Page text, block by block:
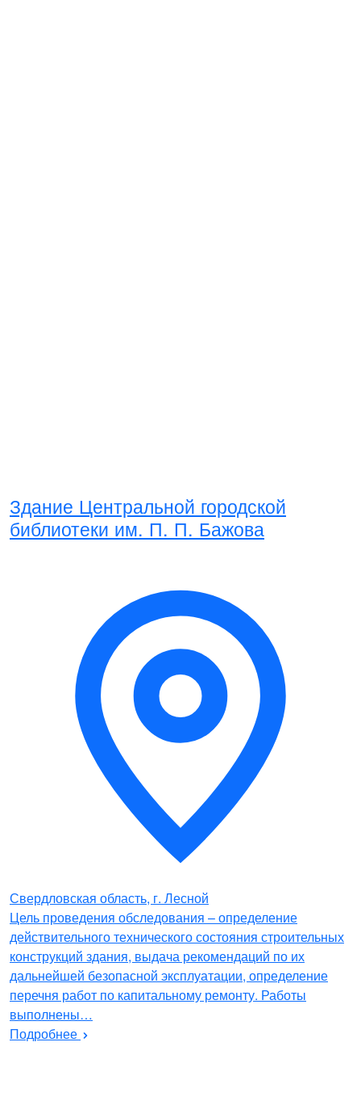
Здание Центральной городской
библиотеки им. П. П. Бажова
Свердловская область, г. Лесной
Цель проведения обследования – определение
действительного технического состояния строительных
конструкций здания, выдача рекомендаций по их
дальнейшей безопасной эксплуатации, определение
перечня работ по капитальному ремонту. Работы
выполнены…
Подробнее